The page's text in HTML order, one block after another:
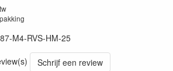
M4-RVS-HM-25
Schrijf een review